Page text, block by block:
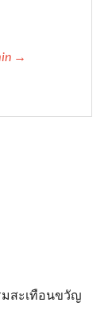
→
มสะเทือนขวัญ